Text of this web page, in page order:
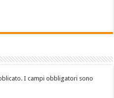
I campi obbligatori sono